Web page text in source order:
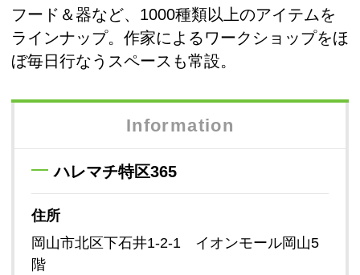
フード＆器など、1000種類以上のアイテムを
ラインナップ。作家によるワークショップをほ
ぼ毎日行なうスペースも常設。
Information
ハレマチ特区365
住所
岡山市北区下石井1-2-1 イオンモール岡山5
階